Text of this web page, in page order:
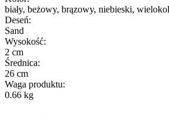
biały, beżowy, brązowy, niebieski,
Deseń:
Sand
Wysokość:
2 cm
Średnica:
26 cm
Waga produktu:
0.66 kg